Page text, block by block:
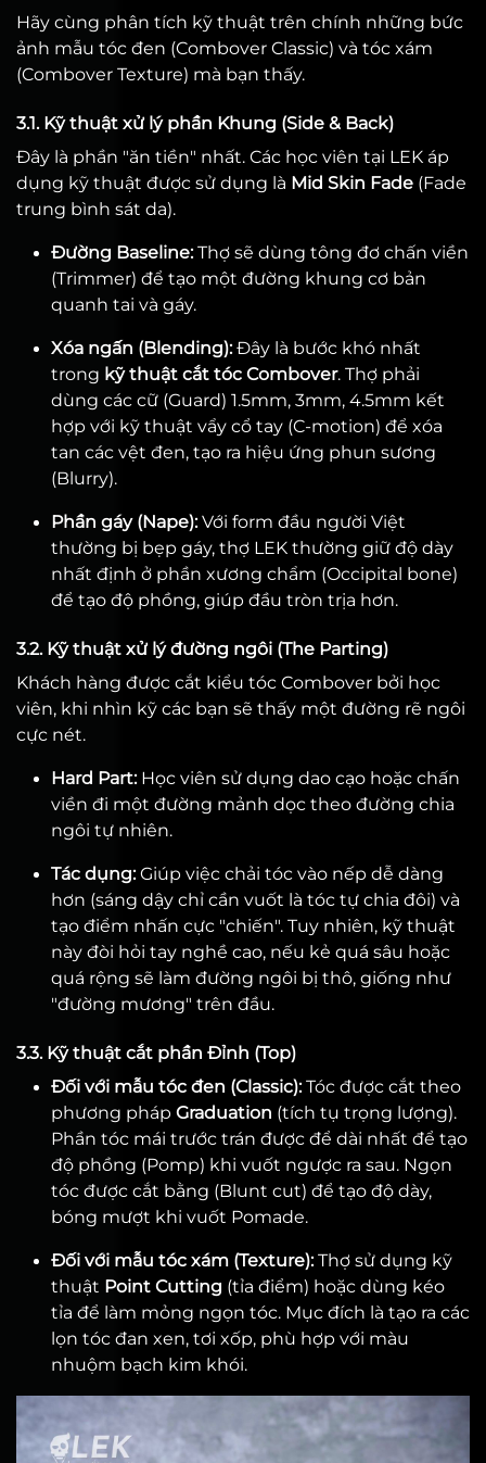
Hãy cùng phân tích kỹ thuật trên chính những bức
ảnh mẫu tóc đen (Combover Classic) và tóc xám
(Combover Texture) mà bạn thấy.
3.1. Kỹ thuật xử lý phần Khung (Side & Back)
Đây là phần "ăn tiền" nhất. Các học viên tại LEK áp
dụng kỹ thuật được sử dụng là Mid Skin Fade (Fade
trung bình sát da).
Đường Baseline:Thợ sẽ dùng tông đơ chấn viền
(Trimmer) để tạo một đường khung cơ bản
quanh tai và gáy.
Xóa ngấn (Blending):Đây là bước khó nhất
trong kỹ thuật cắt tóc Combover. Thợ phải
dùng các cữ (Guard) 1.5mm, 3mm, 4.5mm kết
hợp với kỹ thuật vẩy cổ tay (C-motion) để xóa
tan các vệt đen, tạo ra hiệu ứng phun sương
(Blurry).
Phần gáy (Nape):Với form đầu người Việt
thường bị bẹp gáy, thợ LEK thường giữ độ dày
nhất định ở phần xương chẩm (Occipital bone)
để tạo độ phồng, giúp đầu tròn trịa hơn.
3.2. Kỹ thuật xử lý đường ngôi (The Parting)
Khách hàng được cắt kiểu tóc Combover bởi học
viên, khi nhìn kỹ các bạn sẽ thấy một đường rẽ ngôi
cực nét.
Hard Part:Học viên sử dụng dao cạo hoặc chấn
viền đi một đường mảnh dọc theo đường chia
ngôi tự nhiên.
Tác dụng:Giúp việc chải tóc vào nếp dễ dàng
hơn (sáng dậy chỉ cần vuốt là tóc tự chia đôi) và
tạo điểm nhấn cực "chiến". Tuy nhiên, kỹ thuật
này đòi hỏi tay nghề cao, nếu kẻ quá sâu hoặc
quá rộng sẽ làm đường ngôi bị thô, giống như
"đường mương" trên đầu.
3.3. Kỹ thuật cắt phần Đỉnh (Top)
Đối với mẫu tóc đen (Classic):Tóc được cắt theo
phương pháp Graduation (tích tụ trọng lượng).
Phần tóc mái trước trán được để dài nhất để tạo
độ phồng (Pomp) khi vuốt ngược ra sau. Ngọn
tóc được cắt bằng (Blunt cut) để tạo độ dày,
bóng mượt khi vuốt Pomade.
Đối với mẫu tóc xám (Texture):Thợ sử dụng kỹ
thuật Point Cutting (tỉa điểm) hoặc dùng kéo
tỉa để làm mỏng ngọn tóc. Mục đích là tạo ra các
lọn tóc đan xen, tơi xốp, phù hợp với màu
nhuộm bạch kim khói.